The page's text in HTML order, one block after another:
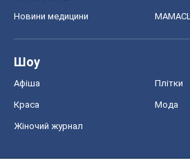
Новини медицини
Шоу
Афіша Плітки
Краса Мода
Жіночий журнал